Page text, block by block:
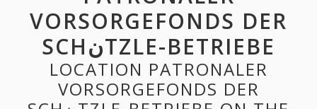
VORSORGEFONDS DER
SCHنTZLE-BETRIEBE
LOCATION PATRONALER
VORSORGEFONDS DER